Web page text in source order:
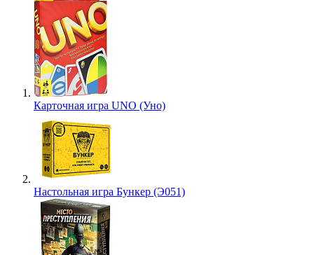
Карточная игра UNO (Уно)
Настольная игра Бункер (Э051)